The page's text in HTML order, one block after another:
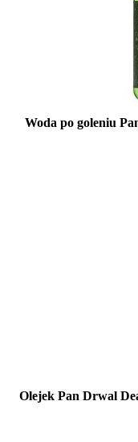
Woda po goleniu
Olejek Pan Drwal